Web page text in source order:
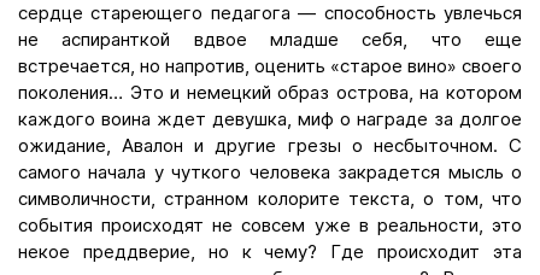
сердце стареющего педагога — способность увлечься
не аспиранткой вдвое младше себя, что еще
встречается, но напротив, оценить «старое вино» своего
поколения… Это и немецкий образ острова, на котором
каждого воина ждет девушка, миф о награде за долгое
ожидание, Авалон и другие грезы о несбыточном. С
самого начала у чуткого человека закрадется мысль о
символичности, странном колорите текста, о том, что
события происходят не совсем уже в реальности, это
некое преддверие, но к чему? Где происходит эта